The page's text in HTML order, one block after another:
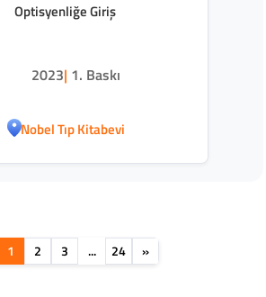
Optisyenliğe Giriş
2023| 1. Baskı
Nobel Tıp Kitabevi
1 2 3 ... 24 »